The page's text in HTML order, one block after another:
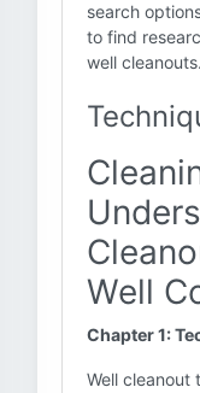
search
to find
well cleanouts.
Well
Chapter 1:
Well cleanout